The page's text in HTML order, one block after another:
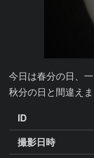
今日は春分の日、
秋分の日と間違え
ID
撮影日時